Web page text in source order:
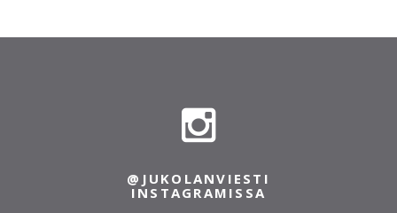
@JUKOLANVIESTI
INSTAGRAMISSA